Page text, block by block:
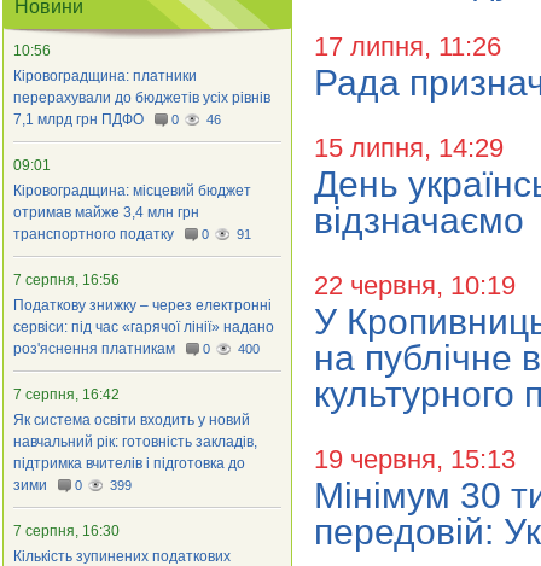
17 липня, 11:26
Рада
15 липня, 14:29
День
відзначаємо
22 червня, 10:19
У
на публічне
культурного
19 червня, 15:13
Мінімум 30
передовій:
Новини
10:56
Кіровоградщина: платники
перерахували до бюджетів усіх рівнів
7,1 млрд грн ПДФО
0 46
09:01
Кіровоградщина: місцевий бюджет
отримав майже 3,4 млн грн
транспортного податку
0 91
7 серпня, 16:56
Податкову знижку – через електронні
сервіси: під час «гарячої лінії» надано
роз'яснення платникам
0 400
7 серпня, 16:42
Як система освіти входить у новий
навчальний рік: готовність закладів,
підтримка вчителів і підготовка до
зими
0 399
7 серпня, 16:30
Кількість зупинених податкових